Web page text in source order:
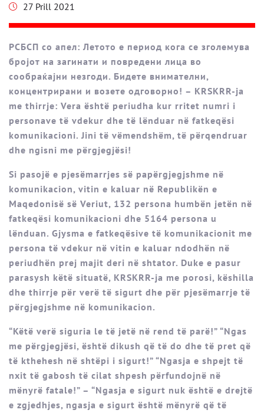
27 Prill 2021
РСБСП со апел: Летото е период кога се зголемува
бројот на загинати и повредени лица во
сообраќајни незгоди. Бидете внимателни,
концентрирани и возете одговорно! – KRSKRR-ja
me thirrje: Vera është periudha kur rritet numri i
personave të vdekur dhe të lënduar në fatkeqësi
komunikacioni. Jini të vëmendshëm, të përqendruar
dhe ngisni me përgjegjësi!
Si pasojë e pjesëmarrjes së papërgjegjshme në
komunikacion, vitin e kaluar në Republikën e
Maqedonisë së Veriut, 132 persona humbën jetën në
fatkeqësi komunikacioni dhe 5164 persona u
lënduan. Gjysma e fatkeqësive të komunikacionit me
persona të vdekur në vitin e kaluar ndodhën në
periudhën prej majit deri në shtator. Duke e pasur
parasysh këtë situatë, KRSKRR-ja me porosi, këshilla
dhe thirrje për verë të sigurt dhe për pjesëmarrje të
përgjegjshme në komunikacion.
“Këtë verë siguria le të jetë në rend të parë!” “Ngas
me përgjegjësi, është dikush që të do dhe të pret që
të kthehesh në shtëpi i sigurt!” “Ngasja e shpejt të
nxit të gabosh të cilat shpesh përfundojnë në
mënyrë fatale!” – “Ngasja e sigurt nuk është e drejtë
e zgjedhjes, ngasja e sigurt është mënyrë që të